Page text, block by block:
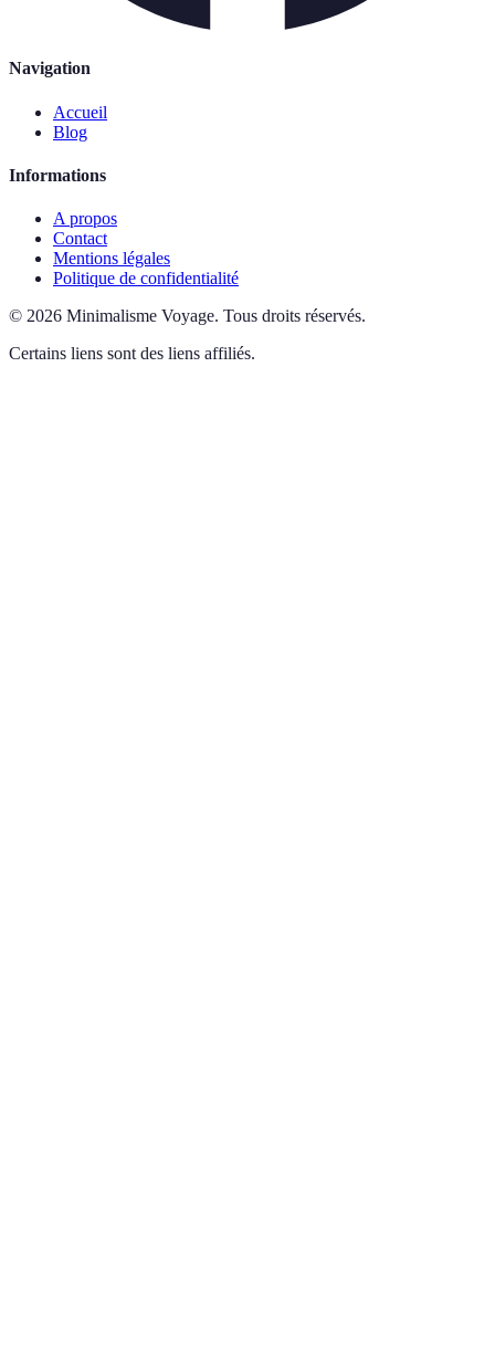
Navigation
Accueil
Blog
Informations
A propos
Contact
Mentions légales
Politique de confidentialité
© 2026 Minimalisme Voyage. Tous droits réservés.
Certains liens sont des liens affiliés.